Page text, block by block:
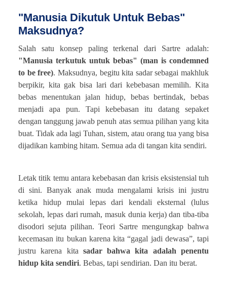
"Manusia Dikutuk Untuk Bebas"
Maksudnya?
Salah satu konsep paling terkenal dari Sartre adalah:
"Manusia terkutuk untuk bebas" (man is condemned
to be free). Maksudnya, begitu kita sadar sebagai makhluk
berpikir, kita gak bisa lari dari kebebasan memilih. Kita
bebas menentukan jalan hidup, bebas bertindak, bebas
menjadi apa pun. Tapi kebebasan itu datang sepaket
dengan tanggung jawab penuh atas semua pilihan yang kita
buat. Tidak ada lagi Tuhan, sistem, atau orang tua yang bisa
dijadikan kambing hitam. Semua ada di tangan kita sendiri.
Letak titik temu antara kebebasan dan krisis eksistensial tuh
di sini. Banyak anak muda mengalami krisis ini justru
ketika hidup mulai lepas dari kendali eksternal (lulus
sekolah, lepas dari rumah, masuk dunia kerja) dan tiba-tiba
disodori sejuta pilihan. Teori Sartre mengungkap bahwa
kecemasan itu bukan karena kita “gagal jadi dewasa”, tapi
justru karena kita sadar bahwa kita adalah penentu
hidup kita sendiri. Bebas, tapi sendirian. Dan itu berat.